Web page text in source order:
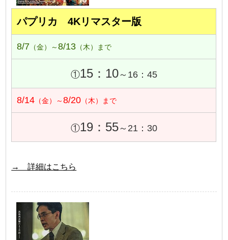
パプリカ 4Kリマスター版
8/7 （金）～8/13 （木）まで
①15：10～16：45
8/14 （金）～8/20 （木）まで
①19：55～21：30
→ 詳細はこちら